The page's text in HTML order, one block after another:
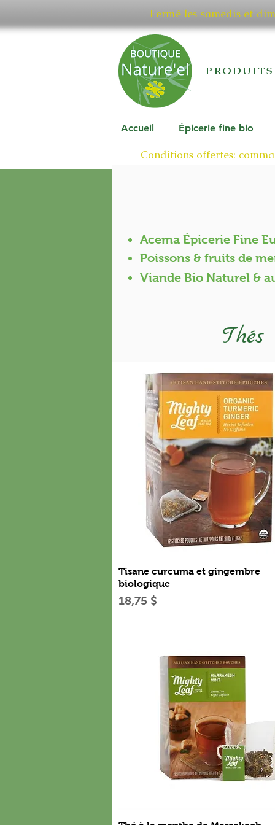
Fermé les samedis et
Accueil Épicerie fine bio
Conditions offertes:
Acema Épicerie Fine
Poissons & fruits de
Viande Bio Naturel &
Aperçu rapide
Tisane curcuma et gingembre
biologique
Prix
18,75 $